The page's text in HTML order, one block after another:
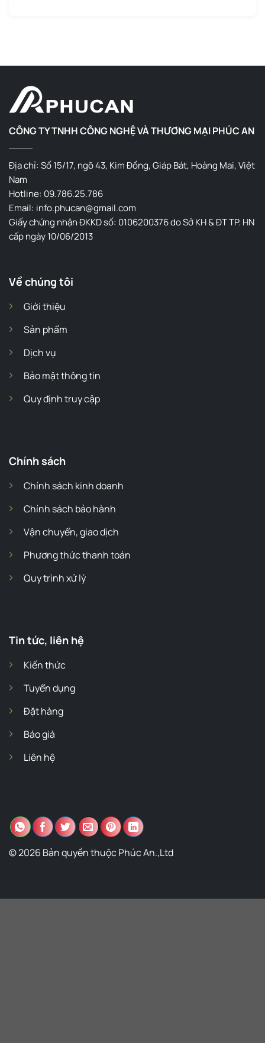
CÔNG TY TNHH CÔNG NGHỆ VÀ THƯƠNG MẠI PHÚC AN
Địa chỉ: Số 15/17, ngõ 43, Kim Đồng, Giáp Bát, Hoàng Mai, Việt
Nam
Hotline: 09.786.25.786
Email: info.phucan@gmail.com
Giấy chứng nhận ĐKKD số: 0106200376 do Sở KH & ĐT TP. HN
cấp ngày 10/06/2013
Về chúng tôi
Giới thiệu
Sản phẩm
Dịch vụ
Bảo mật thông tin
Quy định truy cập
Chính sách
Chính sách kinh doanh
Chính sách bảo hành
Vận chuyển, giao dịch
Phương thức thanh toán
Quy trình xử lý
Tin tức, liên hệ
Kiến thức
Tuyển dụng
Đặt hàng
Báo giá
Liên hệ
© 2026 Bản quyền thuộc Phúc An.,Ltd